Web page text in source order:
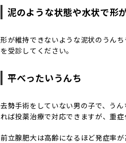
泥のような状態や水状で形
形が維持できないような泥状のうん
を受診してください。
平べったいうんち
去勢手術をしていない男の子で、う
れば投薬治療で対応できますが、重
前立腺肥大は高齢になるほど発症率